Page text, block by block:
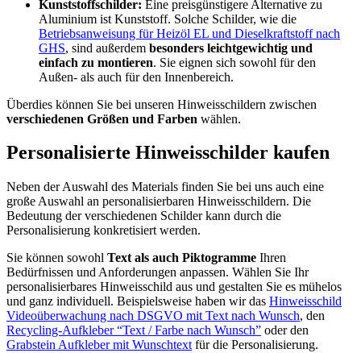
Kunststoffschilder: Eine preisgünstigere Alternative zu
Aluminium ist Kunststoff. Solche Schilder, wie die
Betriebsanweisung für Heizöl EL und Dieselkraftstoff nach
GHS, sind außerdem besonders leichtgewichtig und
einfach zu montieren. Sie eignen sich sowohl für den
Außen- als auch für den Innenbereich.
Überdies können Sie bei unseren Hinweisschildern zwischen
verschiedenen Größen und Farben wählen.
Personalisierte Hinweisschilder kaufen
Neben der Auswahl des Materials finden Sie bei uns auch eine
große Auswahl an personalisierbaren Hinweisschildern. Die
Bedeutung der verschiedenen Schilder kann durch die
Personalisierung konkretisiert werden.
Sie können sowohl Text als auch Piktogramme Ihren
Bedürfnissen und Anforderungen anpassen. Wählen Sie Ihr
personalisierbares Hinweisschild aus und gestalten Sie es mühelos
und ganz individuell. Beispielsweise haben wir das Hinweisschild
Videoüberwachung nach DSGVO mit Text nach Wunsch, den
Recycling-Aufkleber “Text / Farbe nach Wunsch” oder den
Grabstein Aufkleber mit Wunschtext für die Personalisierung.